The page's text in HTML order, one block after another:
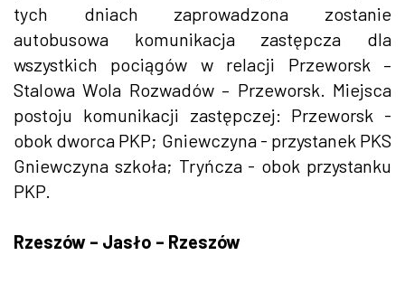
tych dniach zaprowadzona zostanie
autobusowa komunikacja zastępcza dla
wszystkich pociągów w relacji Przeworsk –
Stalowa Wola Rozwadów – Przeworsk. Miejsca
postoju komunikacji zastępczej: Przeworsk -
obok dworca PKP; Gniewczyna - przystanek PKS
Gniewczyna szkoła; Tryńcza - obok przystanku
PKP.
Rzeszów – Jasło – Rzeszów